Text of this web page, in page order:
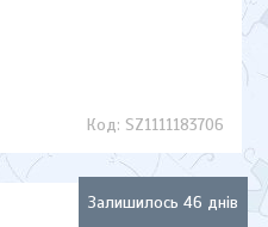
SZ1111183706
Залишилось 46 днів